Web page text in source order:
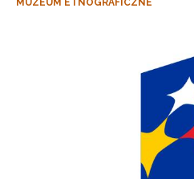
MUZEUM ETNOGRAFICZNE